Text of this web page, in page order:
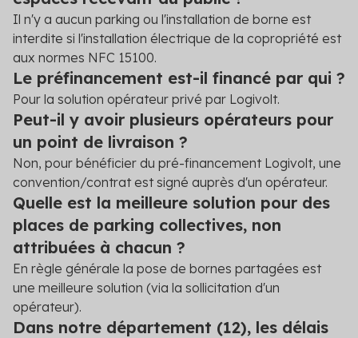
Il n'y a aucun parking ou l'installation de borne est
interdite si l'installation électrique de la copropriété est
aux normes NFC 15100.
Le préfinancement est-il financé par qui ?
Pour la solution opérateur privé par Logivolt.
Peut-il y avoir plusieurs opérateurs pour
un point de livraison ?
Non, pour bénéficier du pré-financement Logivolt, une
convention/contrat est signé auprès d'un opérateur.
Quelle est la meilleure solution pour des
places de parking collectives, non
attribuées à chacun ?
En règle générale la pose de bornes partagées est
une meilleure solution (via la sollicitation d'un
opérateur).
Dans notre département (12), les délais